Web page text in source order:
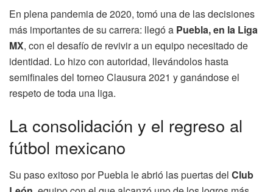
En plena pandemia de 2020, tomó una de las decisiones
más importantes de su carrera: llegó a Puebla, en la Liga
MX, con el desafío de revivir a un equipo necesitado de
identidad. Lo hizo con autoridad, llevándolos hasta
semifinales del torneo Clausura 2021 y ganándose el
respeto de toda una liga.
La consolidación y el regreso al
fútbol mexicano
Su paso exitoso por Puebla le abrió las puertas del Club